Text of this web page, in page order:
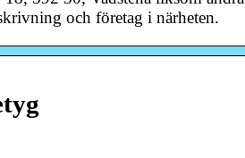
och företag i närheten.